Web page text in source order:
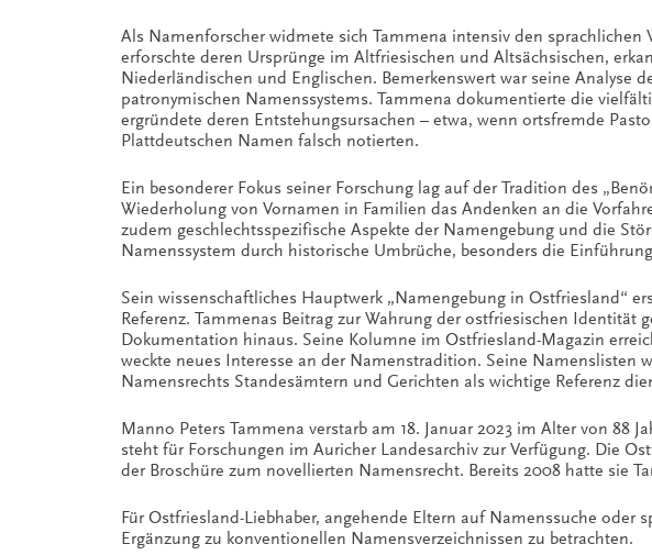
Als Namenforscher widmete sich Tammena intensiv den sprachlichen
erforschte deren Ursprünge im Altfriesischen und Altsächsischen,
Niederländischen und Englischen. Bemerkenswert war seine Analyse
patronymischen Namenssystems. Tammena dokumentierte die
ergründete deren Entstehungsursachen – etwa, wenn ortsfremde
Plattdeutschen Namen falsch notierten.
Ein besonderer Fokus seiner Forschung lag auf der Tradition des
Wiederholung von Vornamen in Familien das Andenken an die
zudem geschlechtsspezifische Aspekte der Namengebung und die
Namenssystem durch historische Umbrüche, besonders die
Sein wissenschaftliches Hauptwerk „Namengebung in Ostfriesland“
Referenz. Tammenas Beitrag zur Wahrung der ostfriesischen Identität
Dokumentation hinaus. Seine Kolumne im Ostfriesland-Magazin
weckte neues Interesse an der Namenstradition. Seine Namenslisten
Namensrechts Standesämtern und Gerichten als wichtige Referenz
Manno Peters Tammena verstarb am 18. Januar 2023 im Alter von 88
steht für Forschungen im Auricher Landesarchiv zur Verfügung. Die
der Broschüre zum novellierten Namensrecht. Bereits 2008 hatte sie
Für Ostfriesland-Liebhaber, angehende Eltern auf Namenssuche oder
Ergänzung zu konventionellen Namensverzeichnissen zu betrachten.